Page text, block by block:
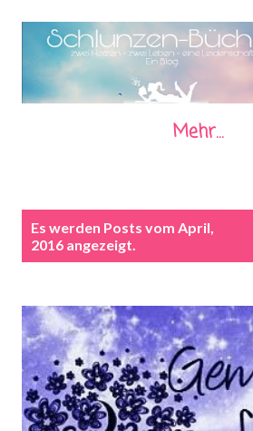
Direkt zum
Mehr…
Es werden Posts vom April,
2016 angezeigt.